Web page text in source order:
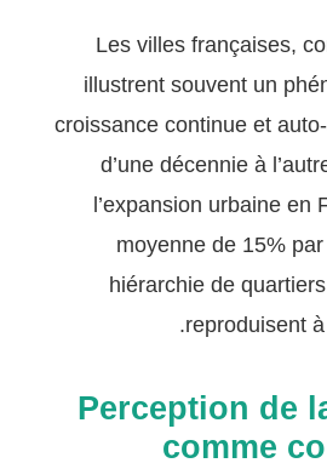
Les villes françaises,
illustrent souvent un
croissance continue et
d’une décennie à
l’expansion urbaine en
moyenne de 15%
hiérarchie de
reproduisent
Perception de
comme